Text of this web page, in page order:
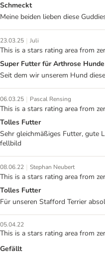
Schmeckt
Meine beiden lieben diese
23.03.25 | Juli
This is a stars rating area from
Super Futter für Arthrose Hunde
Seit dem wir unserem Hund
06.03.25 | Pascal Rensing
This is a stars rating area from
Tolles Futter
Sehr gleichmäßiges Futter, gute
fellbild
08.06.22 | Stephan Neubert
This is a stars rating area from
Tolles Futter
Für unseren Stafford Terrier
05.04.22
This is a stars rating area from
Gefällt